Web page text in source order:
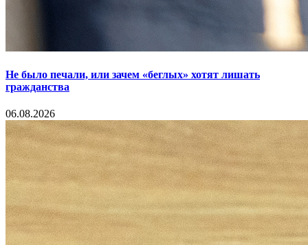
Не было печали, или зачем «беглых» хотят лишать
гражданства
06.08.2026